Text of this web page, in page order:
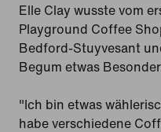
Elle Clay wusste vom
Playground Coffee
Bedford-Stuyvesant
Begum etwas
"Ich bin etwas
habe verschiedene